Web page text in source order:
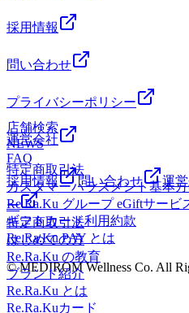
ストレッチを受けると「一気
度受けてみてくださいね
いお身体を一緒に作っていき
約可能時間★ 10：10～ OK
★☆ 10：30～ OK！ご不明な
どありましたらお電話下さい。
玉県さいたま市大宮区吉敷町
ン2 3F【電話】: 048-788-1120
新都心」駅より徒歩5分コクー
店がございます（さいたま新
ざいません！！）
採用情報
問い合わせ
プライバシーポリシー
運営会社
特定商取引法
カスタマーハラスメント基本
Re.Ra.Ku グループ eGiftサービ
ギフトカード利用約款
Re.Ra.Ku PAY とは
© MEDIROM Wellness Co. All
店舗検索
NEWS
FAQ
採用情報
問い合わせ 運
ー
特定商取引法
はじめての方
Re.Ra.Ku の教育
ブランド紹介
Re.Ra.Ku とは
Re.Ra.Kuカード